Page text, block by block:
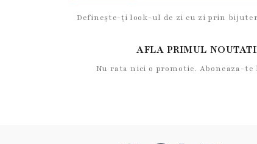
Definește-ți look-ul de zi cu zi prin
AFLA PRIMUL
Nu rata nici o promotie. Aboneaza-